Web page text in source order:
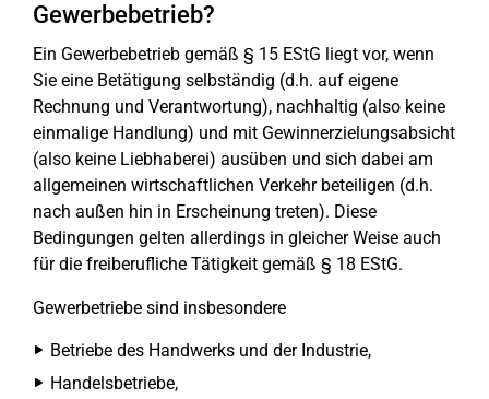
Gewerbebetrieb?
Ein Gewerbebetrieb gemäß § 15 EStG liegt vor, wenn
Sie eine Betätigung selbständig (d.h. auf eigene
Rechnung und Verantwortung), nachhaltig (also keine
einmalige Handlung) und mit Gewinnerzielungsabsicht
(also keine Liebhaberei) ausüben und sich dabei am
allgemeinen wirtschaftlichen Verkehr beteiligen (d.h.
nach außen hin in Erscheinung treten). Diese
Bedingungen gelten allerdings in gleicher Weise auch
für die freiberufliche Tätigkeit gemäß § 18 EStG.
Gewerbetriebe sind insbesondere
Betriebe des Handwerks und der Industrie,
Handelsbetriebe,